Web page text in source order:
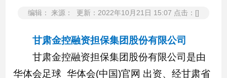
编辑： 来源： 更新：2022年10月21日 15:07 点击：[]
甘肃金控融资担保集团股份有限公司
甘肃金控融资担保集团股份有限公司是由
华体会足球_华体会(中国)官网 出资、经甘肃省